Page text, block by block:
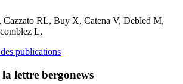
Cazzato RL, Buy X, Catena V, Debled M,
L,
publications
la lettre bergonews